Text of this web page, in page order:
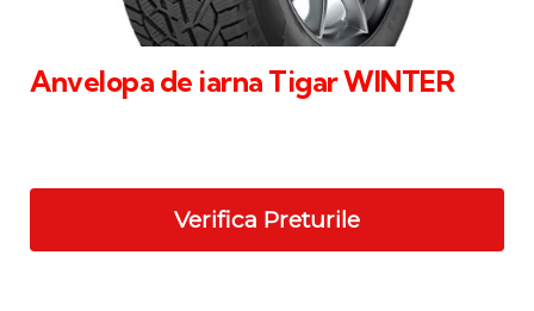
Anvelopa de iarna Tigar WINTER
Verifica Preturile